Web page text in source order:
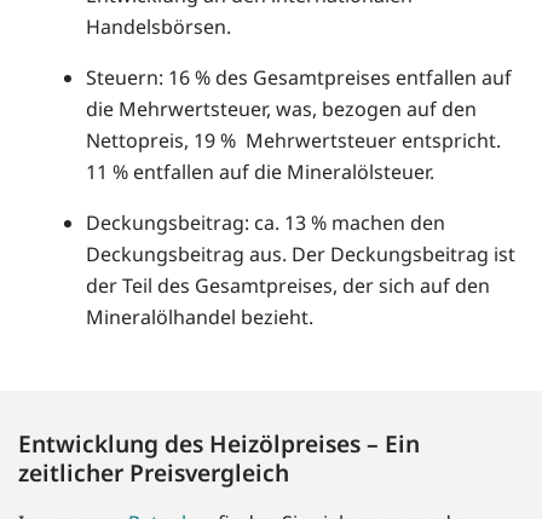
Handelsbörsen.
Steuern: 16 % des Gesamtpreises entfallen auf
die Mehrwertsteuer, was, bezogen auf den
Nettopreis, 19 % Mehrwertsteuer entspricht.
11 % entfallen auf die Mineralölsteuer.
Deckungsbeitrag: ca. 13 % machen den
Deckungsbeitrag aus. Der Deckungsbeitrag ist
der Teil des Gesamtpreises, der sich auf den
Mineralölhandel bezieht.
Entwicklung des Heizölpreises – Ein
zeitlicher Preisvergleich